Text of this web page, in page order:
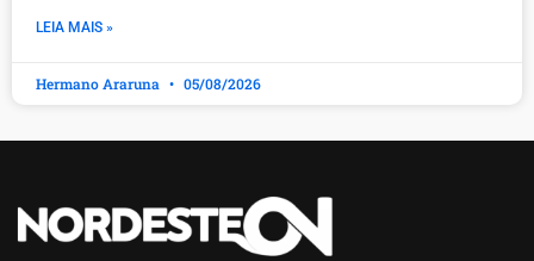
LEIA MAIS »
Hermano Araruna 05/08/2026